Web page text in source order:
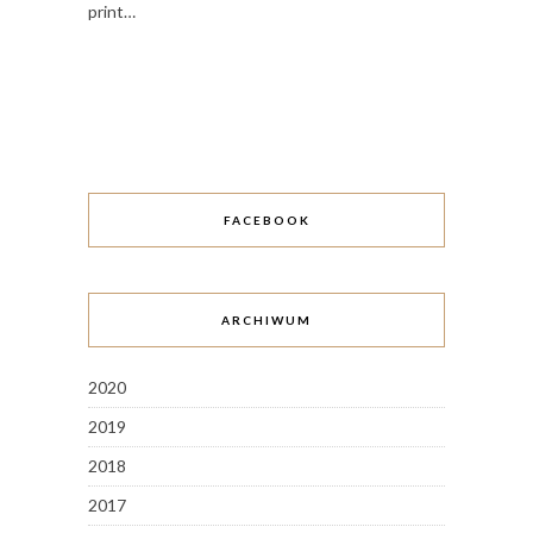
print…
FACEBOOK
ARCHIWUM
2020
2019
2018
2017